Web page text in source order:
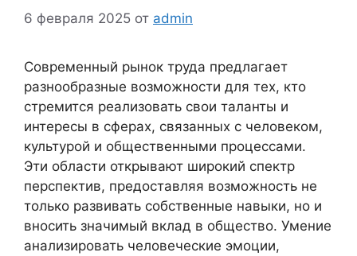
6 февраля 2025 от admin
Современный рынок труда предлагает
разнообразные возможности для тех, кто
стремится реализовать свои таланты и
интересы в сферах, связанных с человеком,
культурой и общественными процессами.
Эти области открывают широкий спектр
перспектив, предоставляя возможность не
только развивать собственные навыки, но и
вносить значимый вклад в общество. Умение
анализировать человеческие эмоции,